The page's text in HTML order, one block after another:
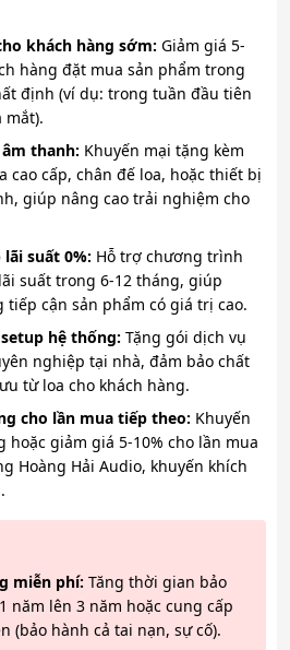
khách hàng sớm: Giảm giá 5-
hàng đặt mua sản phẩm trong
định (ví dụ: trong tuần đầu tiên
mắt).
thanh: Khuyến mại tặng kèm
cao cấp, chân đế loa, hoặc thiết bị
giúp nâng cao trải nghiệm cho
suất 0%: Hỗ trợ chương trình
suất trong 6-12 tháng, giúp
tiếp cận sản phẩm có giá trị cao.
hệ thống: Tặng gói dịch vụ
nghiệp tại nhà, đảm bảo chất
từ loa cho khách hàng.
cho lần mua tiếp theo: Khuyến
hoặc giảm giá 5-10% cho lần mua
Hoàng Hải Audio, khuyến khích
miễn phí: Tăng thời gian bảo
năm lên 3 năm hoặc cung cấp
(bảo hành cả tai nạn, sự cố).